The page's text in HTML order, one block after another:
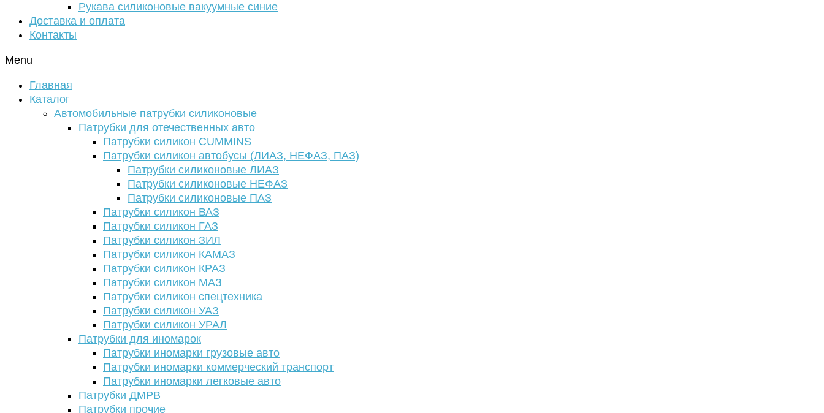
Рукава силиконовые вакуумные синие
Доставка и оплата
Контакты
Menu
Главная
Каталог
Автомобильные патрубки силиконовые
Патрубки для отечественных авто
Патрубки силикон CUMMINS
Патрубки силикон автобусы (ЛИАЗ, НЕФАЗ, ПАЗ)
Патрубки силиконовые ЛИАЗ
Патрубки силиконовые НЕФАЗ
Патрубки силиконовые ПАЗ
Патрубки силикон ВАЗ
Патрубки силикон ГАЗ
Патрубки силикон ЗИЛ
Патрубки силикон КАМАЗ
Патрубки силикон КРАЗ
Патрубки силикон МАЗ
Патрубки силикон спецтехника
Патрубки силикон УАЗ
Патрубки силикон УРАЛ
Патрубки для иномарок
Патрубки иномарки грузовые авто
Патрубки иномарки коммерческий транспорт
Патрубки иномарки легковые авто
Патрубки ДМРВ
Патрубки прочие